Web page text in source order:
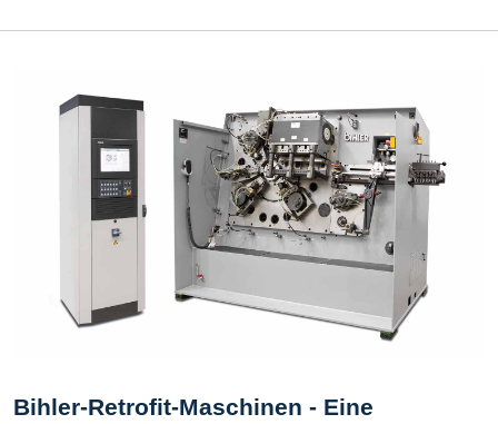
Bihler-Retrofit-Maschinen - Eine